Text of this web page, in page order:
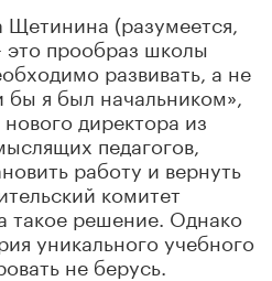
(разумеется,
это прообраз школы
развивать, а не
бы я был начальником»,
директора из
педагогов,
работу и вернуть
комитет
такое решение. Однако
уникального учебного
не берусь.